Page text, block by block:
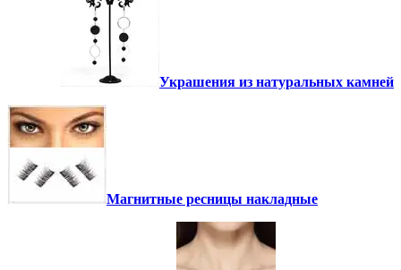
Украшения из натуральных камней
Магнитные ресницы накладные